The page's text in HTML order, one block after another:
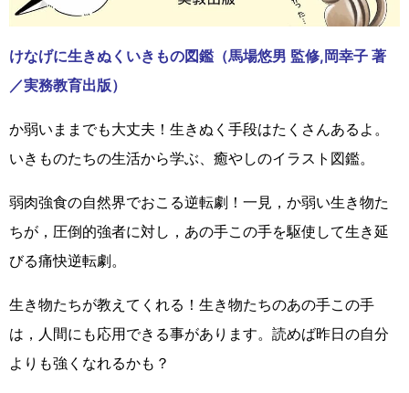
けなげに生きぬくいきもの図鑑（馬場悠男 監修,岡幸子 著
／実務教育出版）
か弱いままでも大丈夫！生きぬく手段はたくさんあるよ。
いきものたちの生活から学ぶ、癒やしのイラスト図鑑。
弱肉強食の自然界でおこる逆転劇！一見，か弱い生き物た
ちが，圧倒的強者に対し，あの手この手を駆使して生き延
びる痛快逆転劇。
生き物たちが教えてくれる！生き物たちのあの手この手
は，人間にも応用できる事があります。読めば昨日の自分
よりも強くなれるかも？